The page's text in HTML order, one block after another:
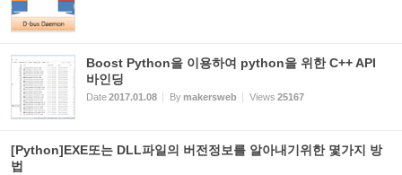
Boost Python을 이용하여 python을 위한 C++ API
바인딩
Date2017.01.08 Bymakersweb Views 25167
[Python]EXE또는 DLL파일의 버전정보를 알아내기위한 몇가지 방
법